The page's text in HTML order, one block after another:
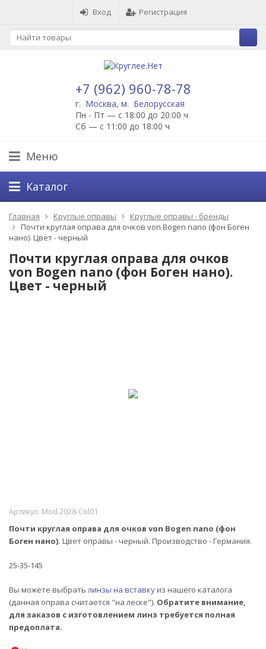
Вход Регистрация
+7 (962) 960-78-78
г. Москва, м. Белорусская
Пн - Пт — с 18:00 до 20:00 ч
Сб — с 11:00 до 18:00 ч
Меню
Каталог
Главная Круглые оправы
Круглые оправы - бренды
Почти круглая оправа для очков von Bogen nano (фон Боген
нано). Цвет - черный
Почти круглая оправа для очков
von Bogen nano (фон Боген нано).
Цвет - черный
Артикул: Mod.2028-Col01
Почти круглая оправа для очков von Bogen nano (фон
Боген нано). Цвет оправы - черный. Производство - Германия.
25-35-145
Вы можете выбратьлинзы на вставкуиз нашего каталога
(данная оправа считается "на леске"). Обратите внимание,
для заказов с изготовлением линз требуется полная
предоплата.